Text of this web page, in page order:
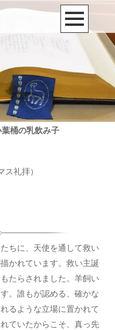
桶の乳飲み子
礼拝）
ちに、天使を通して救い
かれています。救い主誕
たらされました。羊飼い
。誰もが認める、確かな
るような立場に置かれて
ていたからこそ、真っ先